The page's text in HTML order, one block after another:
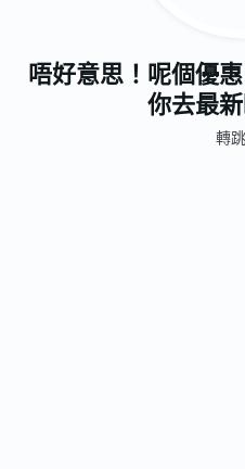
唔好意思！呢個優
你去最
轉